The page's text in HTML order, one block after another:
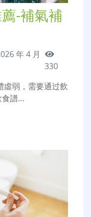
-補氣補
年 4 月
330
虛弱，需要通过飲
食譜…